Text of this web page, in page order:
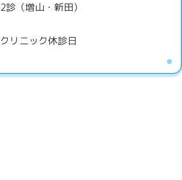
2診（増山・新田）
クリニック休診日